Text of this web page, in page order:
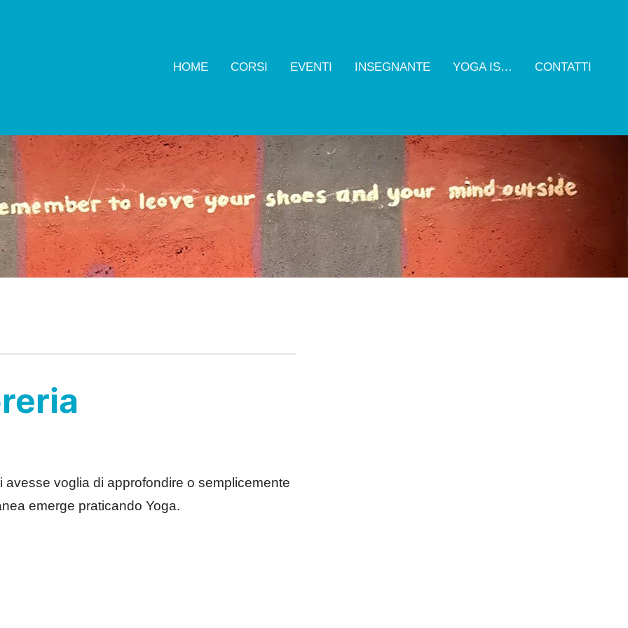
HOME CORSI EVENTI INSEGNANTE YOGA IS… CONTATTI
voglia di approfondire o semplicemente
emerge praticando Yoga.